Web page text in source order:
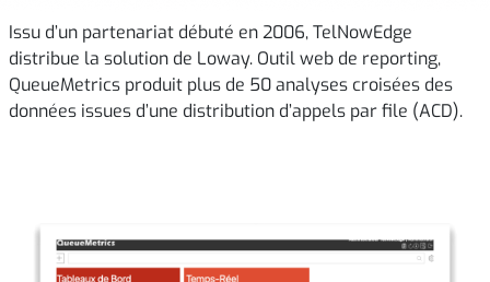
Issu d’un partenariat débuté en 2006, TelNowEdge
distribue la solution de Loway. Outil web de reporting,
QueueMetrics produit plus de 50 analyses croisées des
données issues d’une distribution d’appels par file (ACD).